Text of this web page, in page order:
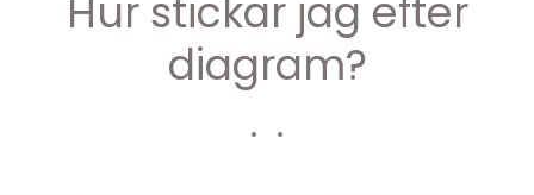
Hur stickar jag efter
diagram?
• •